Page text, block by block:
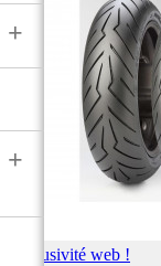
+
+
Exclusivité web !